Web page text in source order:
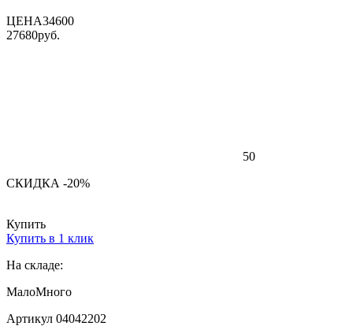
ЦЕНА34600
27680руб.
50
СКИДКА -20%
Купить
Купить в 1 клик
На складе:
МалоМного
Артикул 04042202